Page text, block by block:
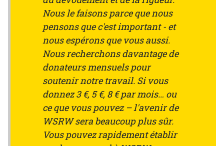
Nous le faisons parce que nous
pensons que c'est important - et
nous espérons que vous aussi.
Nous recherchons davantage de
donateurs mensuels pour
soutenir notre travail. Si vous
donnez 3 €, 5 €, 8 € par mois… ou
ce que vous pouvez – l'avenir de
WSRW sera beaucoup plus sûr.
Vous pouvez rapidement établir